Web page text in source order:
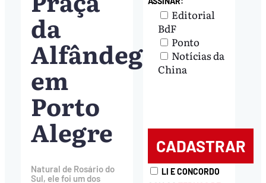
da
Alfândega
em
Porto
Alegre
Natural de Rosário do
Sul, ele foi um dos
Editorial
BdF
Ponto
Notícias da
China
LI E CONCORDO